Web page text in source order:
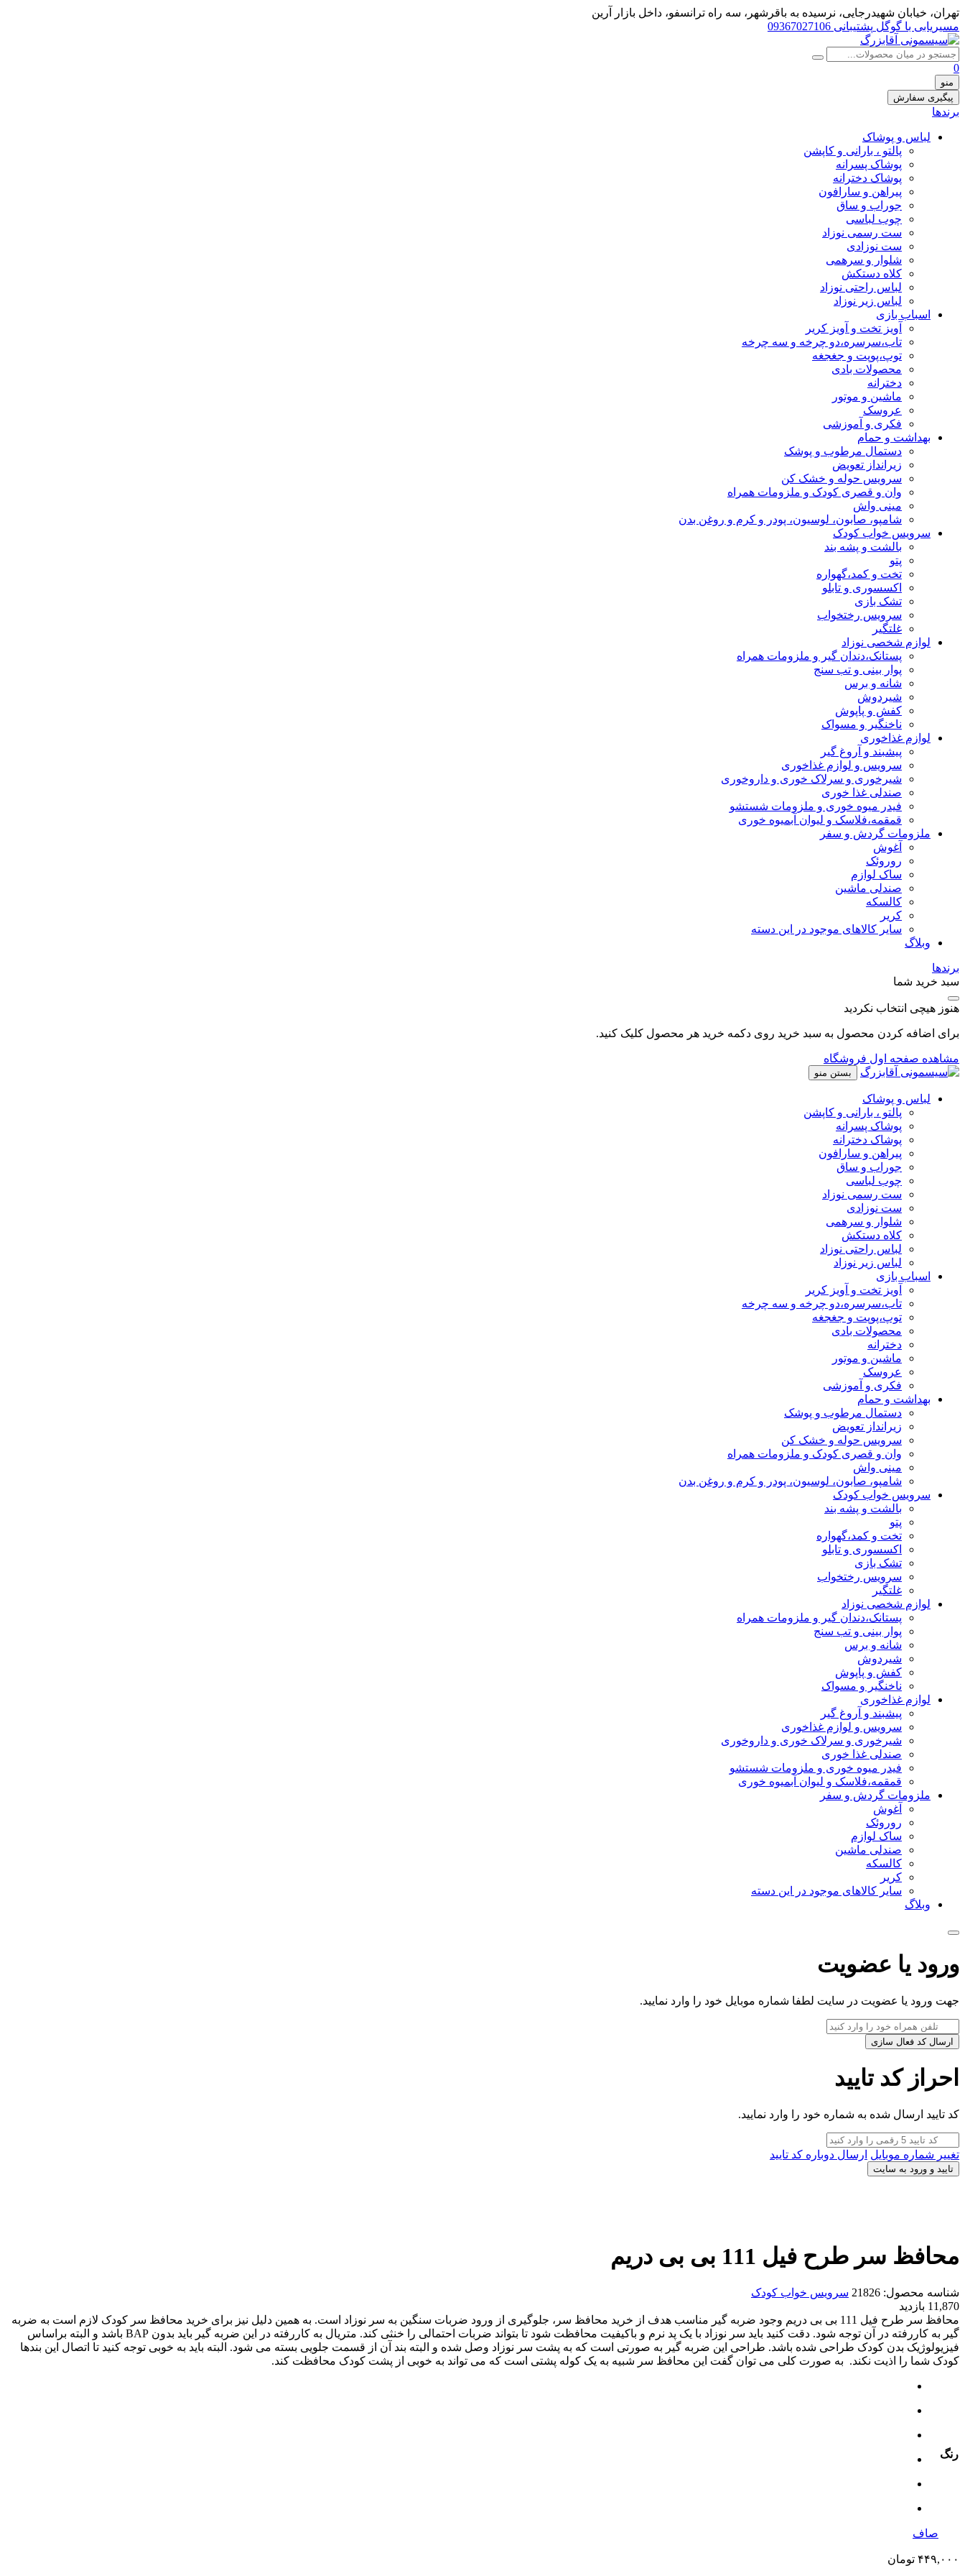
تهران، خيابان شهيدرجايى، نرسیده به باقرشهر، سه راه ترانسفو، داخل بازار آرین
مسیریابی با گوگل پشتیبانی 09367027106
0
منو
پیگیری سفارش
برندها
لباس و پوشاک
پالتو ، بارانی و کاپشن
پوشاک پسرانه
پوشاک دخترانه
پیراهن و سارافون
جوراب و ساق
چوب لباسی
ست رسمی نوزاد
ست نوزادی
شلوار و سرهمی
کلاه دستکش
لباس راحتی نوزاد
لباس زیر نوزاد
اسباب بازی
آویز تخت و آویز کریر
تاب،سرسره،دو چرخه و سه چرخه
توپ،پوپت و جغجغه
محصولات بادی
دخترانه
ماشین و موتور
عروسک
فکری و آموزشی
بهداشت و حمام
دستمال مرطوب و پوشک
زیرانداز تعویض
سرویس حوله و خشک کن
وان و قصری کودک و ملزومات همراه
مینی واش
شامپو، صابون، لوسیون، پودر و کرم و روغن بدن
سرویس خواب کودک
بالشت و پشه بند
پتو
تخت و کمد،گهواره
اکسسوری و تابلو
تشک بازی
سرویس رختخواب
غلتگیر
لوازم شخصی نوزاد
پستانک،دندان گیر و ملزومات همراه
پوار بینی و تب سنج
شانه و برس
شیردوش
کفش و پاپوش
ناخنگیر و مسواک
لوازم غذاخوری
پیشبند و آروغ گیر
سرویس و لوازم غذاخوری
شیرخوری و سرلاک خوری و داروخوری
صندلی غذا خوری
فیدر میوه خوری و ملزومات شستشو
قمقمه،فلاسک و لیوان آبمیوه خوری
ملزومات گردش و سفر
آغوش
روروئک
ساک لوازم
صندلی ماشین
کالسکه
کریر
سایر کالاهای موجود در این دسته
وبلاگ
برندها
سبد خرید شما
هنوز هیچی انتخاب نکردید
برای اضافه کردن محصول به سبد خرید روی دکمه خرید هر محصول کلیک کنید.
مشاهده صفحه اول فروشگاه
بستن منو
لباس و پوشاک
پالتو ، بارانی و کاپشن
پوشاک پسرانه
پوشاک دخترانه
پیراهن و سارافون
جوراب و ساق
چوب لباسی
ست رسمی نوزاد
ست نوزادی
شلوار و سرهمی
کلاه دستکش
لباس راحتی نوزاد
لباس زیر نوزاد
اسباب بازی
آویز تخت و آویز کریر
تاب،سرسره،دو چرخه و سه چرخه
توپ،پوپت و جغجغه
محصولات بادی
دخترانه
ماشین و موتور
عروسک
فکری و آموزشی
بهداشت و حمام
دستمال مرطوب و پوشک
زیرانداز تعویض
سرویس حوله و خشک کن
وان و قصری کودک و ملزومات همراه
مینی واش
شامپو، صابون، لوسیون، پودر و کرم و روغن بدن
سرویس خواب کودک
بالشت و پشه بند
پتو
تخت و کمد،گهواره
اکسسوری و تابلو
تشک بازی
سرویس رختخواب
غلتگیر
لوازم شخصی نوزاد
پستانک،دندان گیر و ملزومات همراه
پوار بینی و تب سنج
شانه و برس
شیردوش
کفش و پاپوش
ناخنگیر و مسواک
لوازم غذاخوری
پیشبند و آروغ گیر
سرویس و لوازم غذاخوری
شیرخوری و سرلاک خوری و داروخوری
صندلی غذا خوری
فیدر میوه خوری و ملزومات شستشو
قمقمه،فلاسک و لیوان آبمیوه خوری
ملزومات گردش و سفر
آغوش
روروئک
ساک لوازم
صندلی ماشین
کالسکه
کریر
سایر کالاهای موجود در این دسته
وبلاگ
ورود یا عضویت
جهت ورود یا عضویت در سایت لطفا شماره موبایل خود را وارد نمایید.
ارسال کد فعال سازی
احراز کد تایید
کد تایید ارسال شده به شماره خود را وارد نمایید.
تغییر شماره موبایل ارسال دوباره کد تایید
تایید و ورود به سایت
محافظ سر طرح فیل 111 بی بی دریم
شناسه محصول: 21826 سرویس خواب کودک
11,870 بازدید
محافظ سر طرح فیل 111 بی بی دریم وجود ضربه گیر مناسب هدف از خرید محافظ سر، جلوگیری از ورود ضربات سنگین به سر نوزاد است. به همین دلیل نیز برای خرید محافظ سر کودک لازم است به ضربه
گیر به کاررفته در آن توجه شود. دقت کنید باید سر نوزاد با یک پد نرم و باکیفیت محافظت شود تا بتواند ضربات احتمالی را خنثی کند. متریال به کاررفته در این ضربه گیر باید بدون BAP باشد و البته براساس
فیزیولوژیک بدن کودک طراحی شده باشد. طراحی این ضربه گیر به صورتی است که به پشت سر نوزاد وصل شده و البته بند آن از قسمت جلویی بسته می شود. البته باید به خوبی توجه کنید تا اتصال این بندها
کودک شما را اذیت نکند. به صورت کلی می توان گفت این محافظ سر شبیه به یک کوله پشتی است که می تواند به خوبی از پشت کودک محافظت کند.
رنگ
صاف
۴۴۹,۰۰۰ تومان